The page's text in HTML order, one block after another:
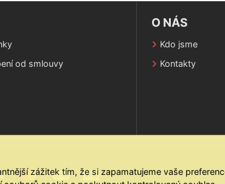
zážitek tím, že si zapamatujeme vaše
od smlouvy
O NÁS
Kdo jsme
Kontakty